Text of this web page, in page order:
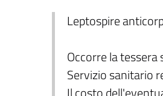
Leptospire
Occorre la
Servizio sanitario